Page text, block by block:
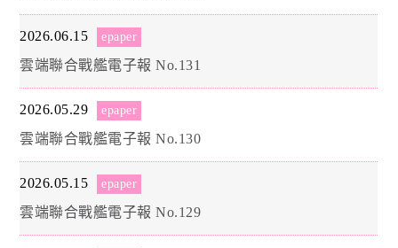
2026.06.15 epaper
雲端聯合戰艦電子報 No.131
2026.05.29 epaper
雲端聯合戰艦電子報 No.130
2026.05.15 epaper
雲端聯合戰艦電子報 No.129